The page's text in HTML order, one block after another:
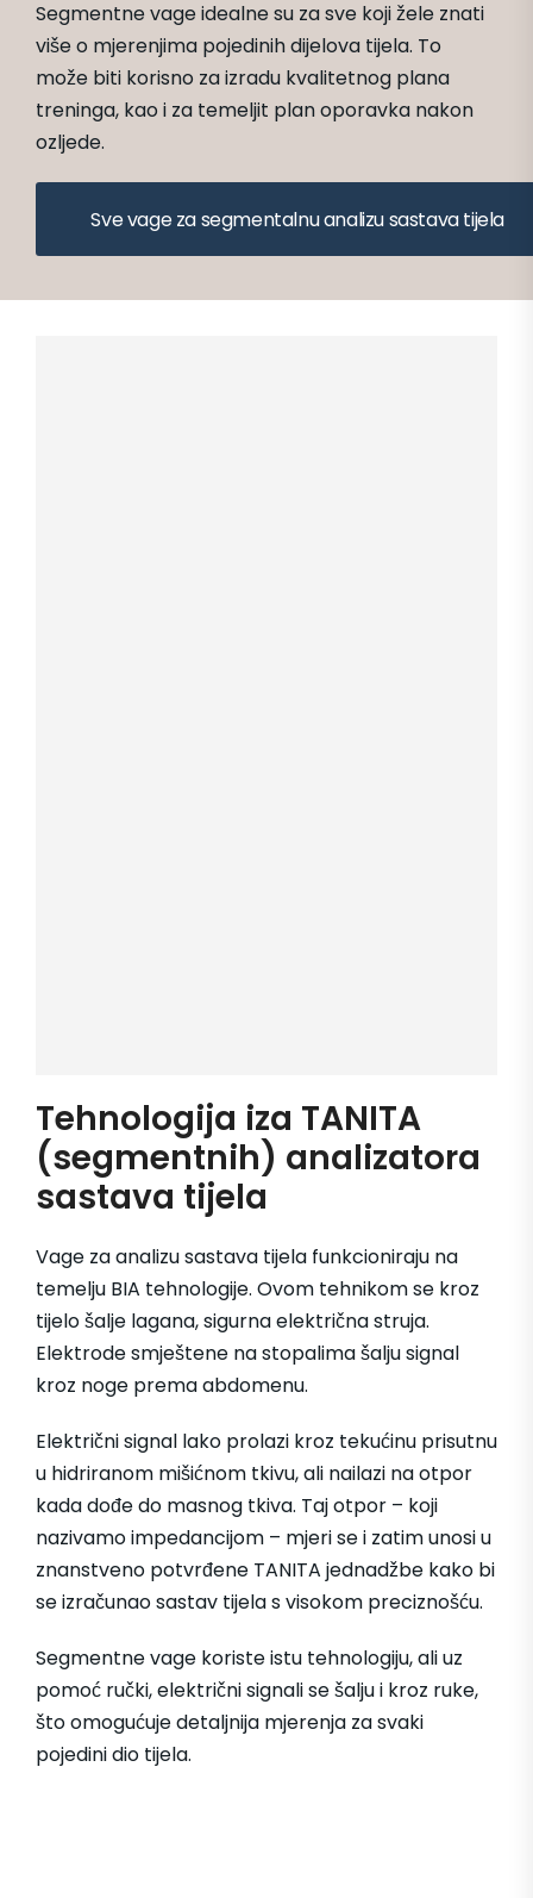
Segmentne vage idealne su za sve koji žele znati
više o mjerenjima pojedinih dijelova tijela. To
može biti korisno za izradu kvalitetnog plana
treninga, kao i za temeljit plan oporavka nakon
ozljede.
Sve vage za segmentalnu analizu sastava tijela
Tehnologija iza TANITA
(segmentnih) analizatora
sastava tijela
Vage za analizu sastava tijela funkcioniraju na
temelju BIA tehnologije. Ovom tehnikom se kroz
tijelo šalje lagana, sigurna električna struja.
Elektrode smještene na stopalima šalju signal
kroz noge prema abdomenu.
Električni signal lako prolazi kroz tekućinu prisutnu
u hidriranom mišićnom tkivu, ali nailazi na otpor
kada dođe do masnog tkiva. Taj otpor – koji
nazivamo impedancijom – mjeri se i zatim unosi u
znanstveno potvrđene TANITA jednadžbe kako bi
se izračunao sastav tijela s visokom preciznošću.
Segmentne vage koriste istu tehnologiju, ali uz
pomoć ručki, električni signali se šalju i kroz ruke,
što omogućuje detaljnija mjerenja za svaki
pojedini dio tijela.